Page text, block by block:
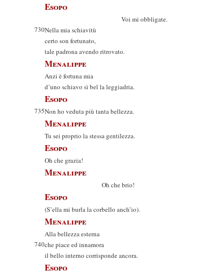
Esopo
Voi mi obbligate.
730Nella mia schiavitù
certo son fortunato,
tale padrona avendo ritrovato.
Menalippe
Anzi è fortuna mia
d’uno schiavo sì bel la leggiadria.
Esopo
735Non ho veduta più tanta bellezza.
Menalippe
Tu sei proprio la stessa gentilezza.
Esopo
Oh che grazia!
Menalippe
Oh che brio!
Esopo
(S’ella mi burla la corbello anch’io).
Menalippe
Alla bellezza esterna
740che piace ed innamora
il bello interno corrisponde ancora.
Esopo